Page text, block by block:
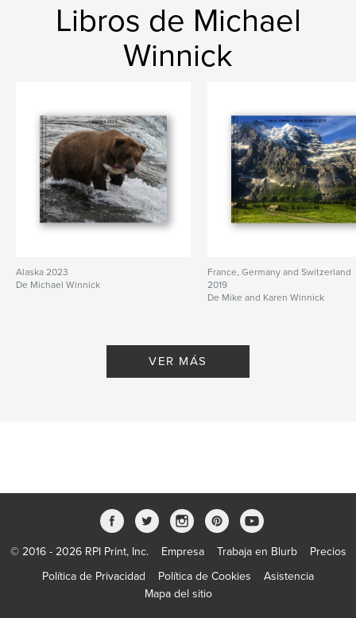
Libros de Michael
Winnick
Alaska 2023
De Michael Winnick
France, Germany and Switzerland
2019
De Mike and Karen Winnick
VER MÁS
© 2016 - 2026 RPI Print, Inc. Empresa Trabaja en Blurb
Precios
Política de Privacidad
Política de Cookies
Asistencia
Mapa del sitio